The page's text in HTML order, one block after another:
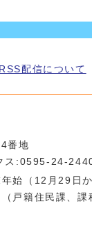
RSS配信について
番地
ス:0595-24-
始（12月29日
戸籍住民課、